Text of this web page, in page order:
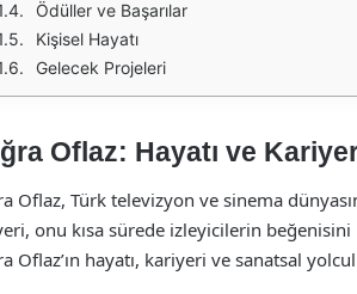
Ödüller ve Başarılar
Kişisel Hayatı
Gelecek Projeleri
Oflaz: Hayatı ve
Oflaz, Türk televizyon ve sinema
onu kısa sürede izleyicilerin
Oflaz’ın hayatı, kariyeri ve sanatsal